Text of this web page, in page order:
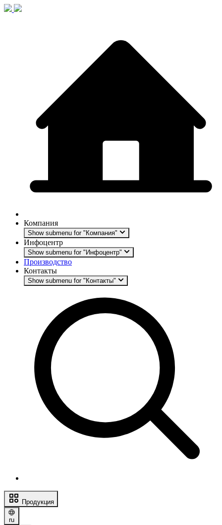
Компания
Show submenu for "Компания"
Инфоцентр
Show submenu for "Инфоцентр"
Производство
Контакты
Show submenu for "Контакты"
Продукция
ru